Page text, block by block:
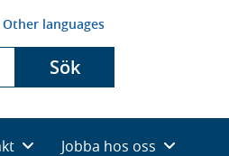
Other languages
Sök
Jobba hos oss